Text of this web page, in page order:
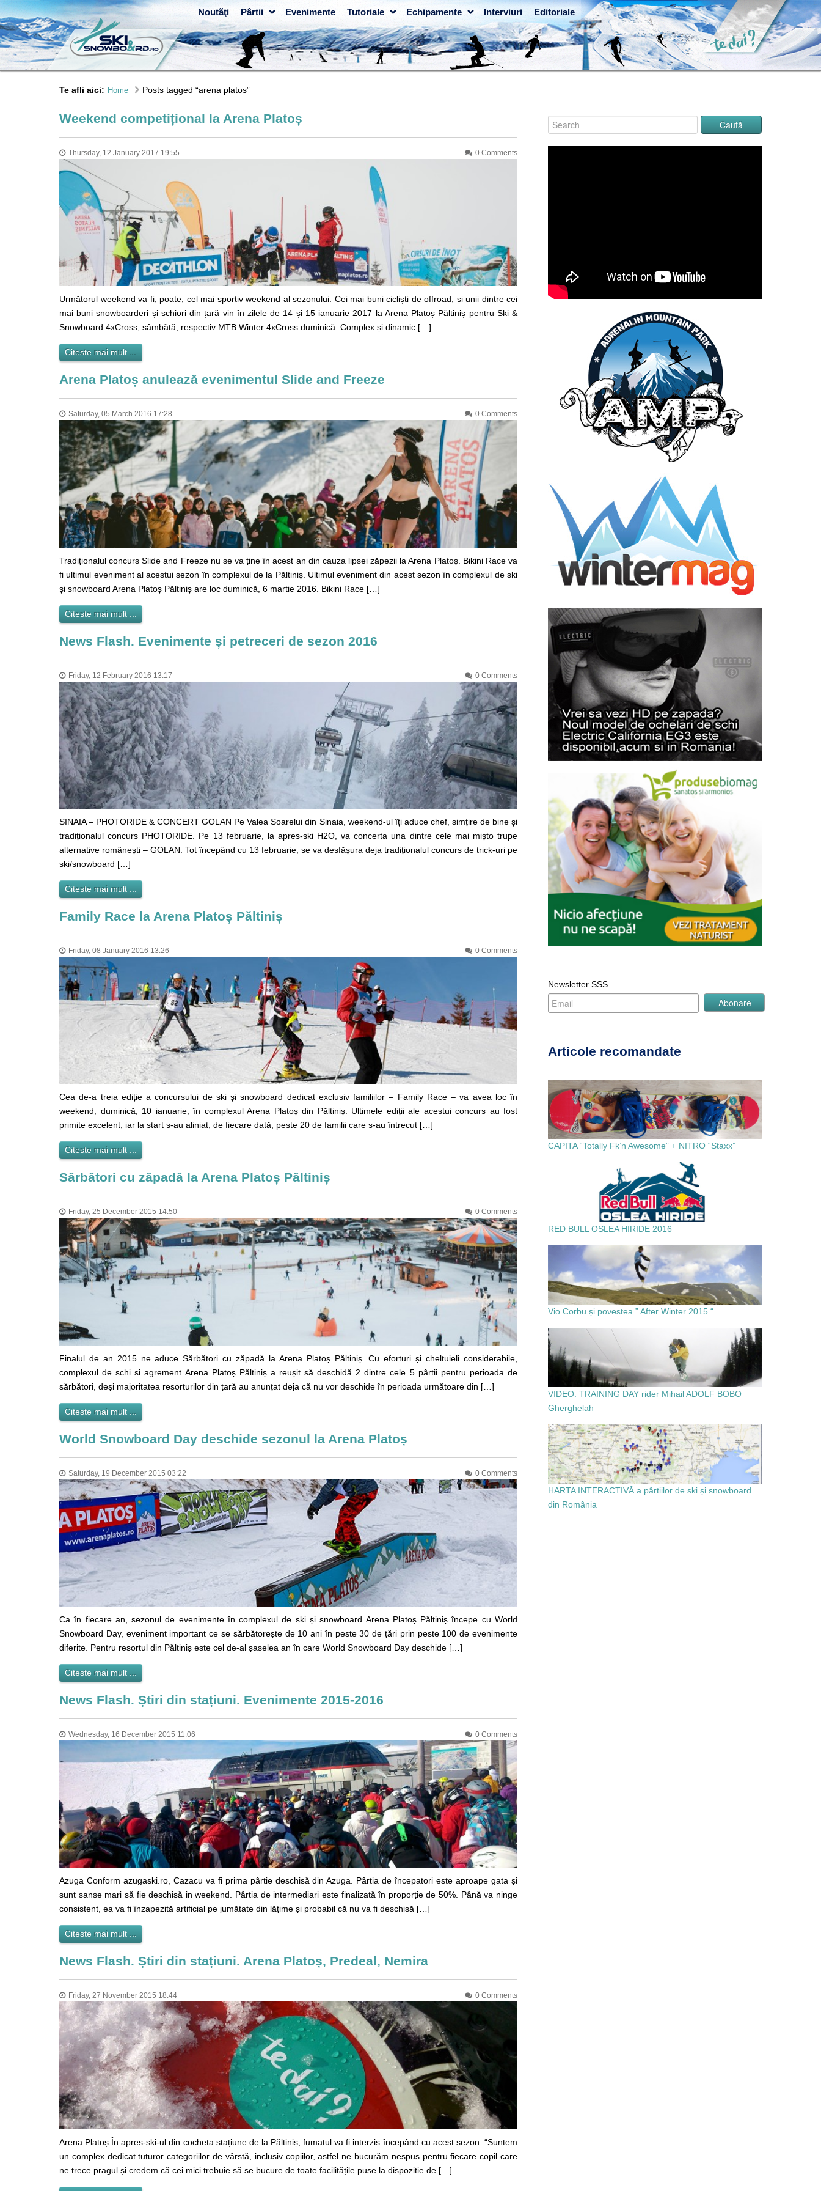
Noutãţi Pârtii Evenimente Tutoriale Echipamente Interviuri Editoriale
Te afli aici: Home Posts tagged “arena platos”
Weekend competițional la Arena Platoș
Thursday, 12 January 2017 19:55 0 Comments
Următorul weekend va fi, poate, cel mai sportiv weekend al sezonului. Cei mai buni cicliști de offroad, și unii dintre cei
mai buni snowboarderi și schiori din țară vin în zilele de 14 și 15 ianuarie 2017 la Arena Platoș Păltiniș pentru Ski &
Snowboard 4xCross, sâmbătă, respectiv MTB Winter 4xCross duminică. Complex și dinamic […]
Citeste mai mult ...
Arena Platoș anulează evenimentul Slide and Freeze
Saturday, 05 March 2016 17:28 0 Comments
Tradiționalul concurs Slide and Freeze nu se va ține în acest an din cauza lipsei zăpezii la Arena Platoș. Bikini Race va
fi ultimul eveniment al acestui sezon în complexul de la Păltiniș. Ultimul eveniment din acest sezon în complexul de ski
și snowboard Arena Platoș Păltiniș are loc duminică, 6 martie 2016. Bikini Race […]
Citeste mai mult ...
News Flash. Evenimente și petreceri de sezon 2016
Friday, 12 February 2016 13:17 0 Comments
SINAIA – PHOTORIDE & CONCERT GOLAN Pe Valea Soarelui din Sinaia, weekend-ul îți aduce chef, simțire de bine și
tradiționalul concurs PHOTORIDE. Pe 13 februarie, la apres-ski H2O, va concerta una dintre cele mai mișto trupe
alternative românești – GOLAN. Tot începând cu 13 februarie, se va desfășura deja tradiționalul concurs de trick-uri pe
ski/snowboard […]
Citeste mai mult ...
Family Race la Arena Platoș Păltiniș
Friday, 08 January 2016 13:26 0 Comments
Cea de-a treia ediție a concursului de ski și snowboard dedicat exclusiv familiilor – Family Race – va avea loc în
weekend, duminică, 10 ianuarie, în complexul Arena Platoș din Păltiniș. Ultimele ediții ale acestui concurs au fost
primite excelent, iar la start s-au aliniat, de fiecare dată, peste 20 de familii care s-au întrecut […]
Citeste mai mult ...
Sărbători cu zăpadă la Arena Platoș Păltiniș
Friday, 25 December 2015 14:50 0 Comments
Finalul de an 2015 ne aduce Sărbători cu zăpadă la Arena Platoș Păltiniș. Cu eforturi și cheltuieli considerabile,
complexul de schi si agrement Arena Platoș Păltiniș a reușit să deschidă 2 dintre cele 5 pârtii pentru perioada de
sărbători, deși majoritatea resorturilor din țară au anunțat deja că nu vor deschide în perioada următoare din […]
Citeste mai mult ...
World Snowboard Day deschide sezonul la Arena Platoș
Saturday, 19 December 2015 03:22 0 Comments
Ca în fiecare an, sezonul de evenimente în complexul de ski și snowboard Arena Platoș Păltiniș începe cu World
Snowboard Day, eveniment important ce se sărbătorește de 10 ani în peste 30 de țări prin peste 100 de evenimente
diferite. Pentru resortul din Păltiniș este cel de-al șaselea an în care World Snowboard Day deschide […]
Citeste mai mult ...
News Flash. Știri din stațiuni. Evenimente 2015-2016
Wednesday, 16 December 2015 11:06 0 Comments
Azuga Conform azugaski.ro, Cazacu va fi prima pârtie deschisă din Azuga. Pârtia de începatori este aproape gata și
sunt sanse mari să fie deschisă in weekend. Pârtia de intermediari este finalizată în proporție de 50%. Până va ninge
consistent, ea va fi înzapezită artificial pe jumătate din lățime și probabil că nu va fi deschisă […]
Citeste mai mult ...
News Flash. Știri din stațiuni. Arena Platoș, Predeal, Nemira
Friday, 27 November 2015 18:44 0 Comments
Arena Platoș În apres-ski-ul din cocheta stațiune de la Păltiniș, fumatul va fi interzis începând cu acest sezon. “Suntem
un complex dedicat tuturor categoriilor de vârstă, inclusiv copiilor, astfel ne bucurăm nespus pentru fiecare copil care
ne trece pragul și credem că cei mici trebuie să se bucure de toate facilitățile puse la dispozitie de […]
Newsletter SSS
Articole recomandate
CAPITA “Totally Fk’n Awesome” + NITRO “Staxx”
RED BULL OSLEA HIRIDE 2016
Vio Corbu și povestea ” After Winter 2015 “
VIDEO: TRAINING DAY rider Mihail ADOLF BOBO
Gherghelah
HARTA INTERACTIVĂ a pârtiilor de ski și snowboard
din România